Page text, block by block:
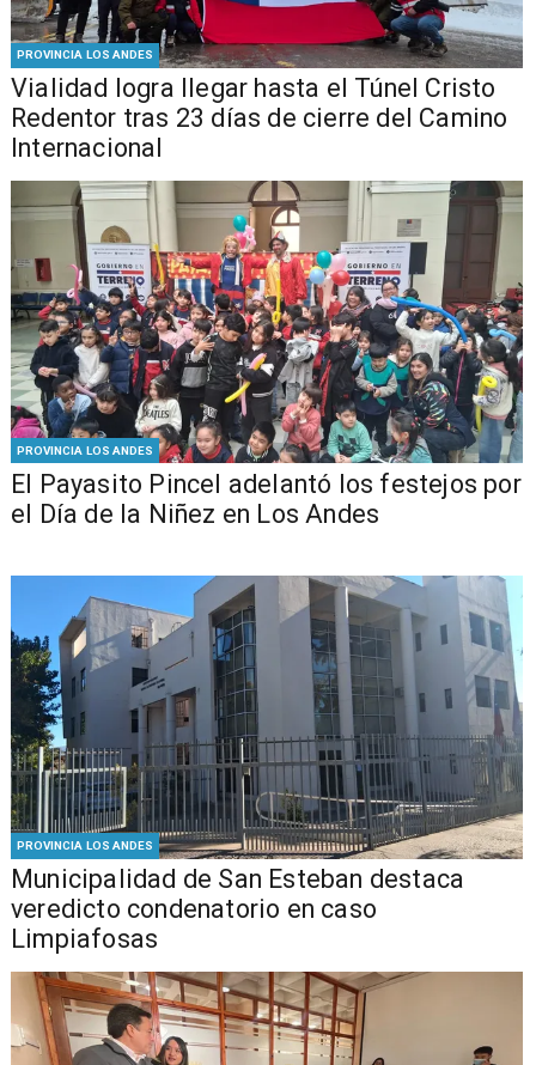
PROVINCIA LOS ANDES
Vialidad logra llegar hasta el Túnel Cristo
Redentor tras 23 días de cierre del Camino
Internacional
PROVINCIA LOS ANDES
El Payasito Pincel adelantó los festejos por
el Día de la Niñez en Los Andes
PROVINCIA LOS ANDES
Municipalidad de San Esteban destaca
veredicto condenatorio en caso
Limpiafosas